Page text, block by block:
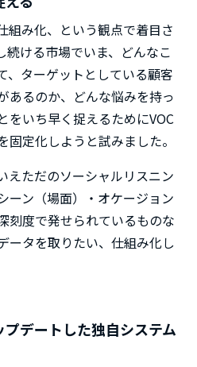
組み化、という観点で着目さ
続ける市場でいま、どんなこ
、ターゲットとしている顧客
あるのか、どんな悩みを持っ
をいち早く捉えるためにVOC
定化しようと試みました。
えただのソーシャルリスニン
ーン（場面）・オケージョン
刻度で発せられているものな
ータを取りたい、仕組み化し
デートした独自システム